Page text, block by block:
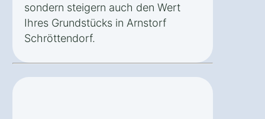
sondern steigern auch den Wert
Ihres Grundstücks in Arnstorf
Schröttendorf.